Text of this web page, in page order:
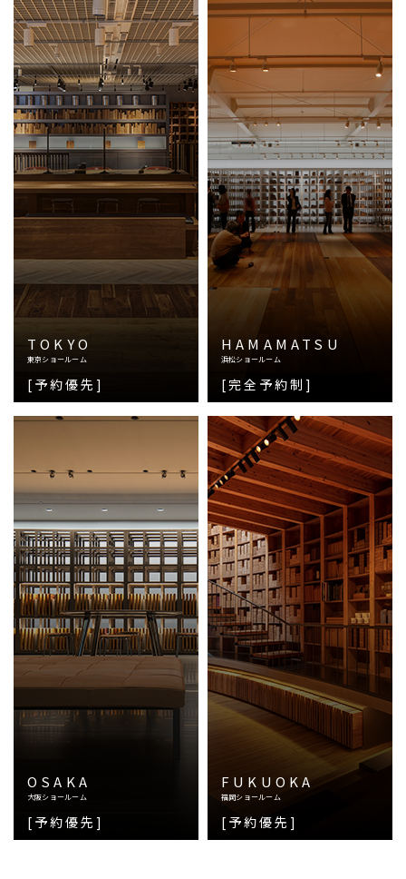
TOKYO
東京ショールーム
[予約優先]
HAMAMATSU
浜松ショールーム
[完全予約制]
OSAKA
大阪ショールーム
[予約優先]
FUKUOKA
福岡ショールーム
[予約優先]